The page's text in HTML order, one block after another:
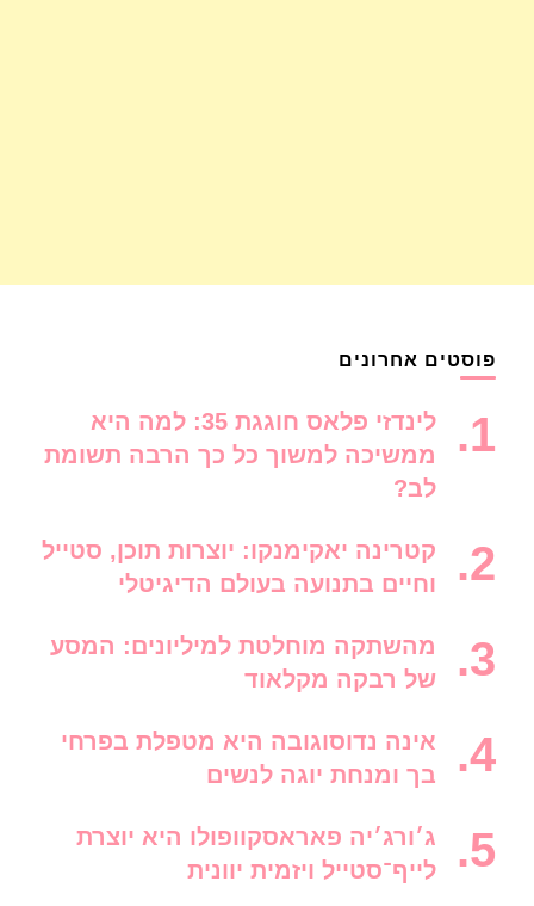
פוסטים אחרונים
לינדזי פלאס חוגגת 35: למה היא
ממשיכה למשוך כל כך הרבה תשומת
לב?
קטרינה יאקימנקו: יוצרות תוכן, סטייל
וחיים בתנועה בעולם הדיגיטלי
מהשתקה מוחלטת למיליונים: המסע
של רבקה מקלאוד
אינה נדוסוגובה היא מטפלת בפרחי
בך ומנחת יוגה לנשים
ג׳ורג׳יה פאראסקוופולו היא יוצרת
לייף־סטייל ויזמית יוונית